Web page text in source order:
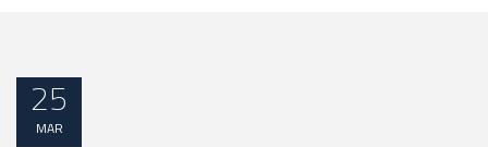
25
MAR